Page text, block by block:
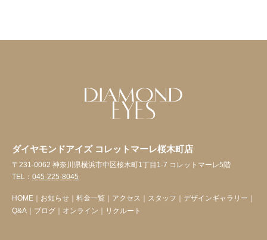
ダイヤモンドアイズ コレットマーレ桜木町店
〒231-0062 神奈川県横浜市中区桜木町1丁目1-7 コレットマーレ5階
TEL： 045-225-8045
HOME ｜ お知らせ ｜ 料金一覧 ｜ アクセス ｜ スタッフ ｜ デザインギャラリー ｜
Q&A ｜ ブログ ｜ オンライン ｜ リクルート